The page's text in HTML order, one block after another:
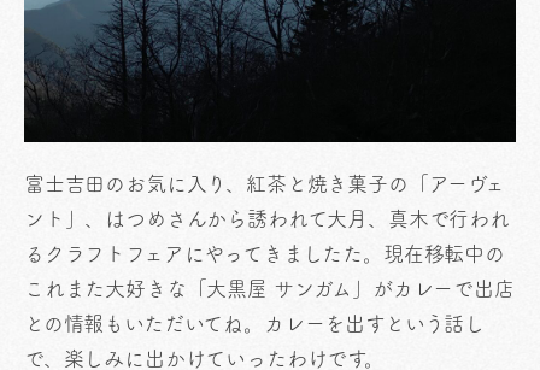
富士吉田のお気に入り、紅茶と焼き菓子の「アーヴェ
ント」、はつめさんから誘われて大月、真木で行われ
るクラフトフェアにやってきましたた。現在移転中の
これまた大好きな「大黒屋 サンガム」がカレーで出店
との情報もいただいてね。カレーを出すという話し
で、楽しみに出かけていったわけです。